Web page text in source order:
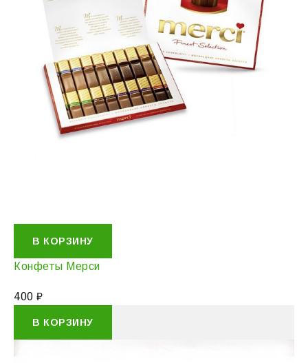
В КОРЗИНУ
Конфеты Мерси
400 ₽
В КОРЗИНУ